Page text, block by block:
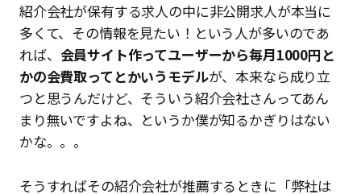
紹介会社が保有する求人の中に非公開求人が本当に
多くて、その情報を見たい！という人が多いのであ
れば、 会員サイト作ってユーザーから毎月1000円と
かの会費取ってとかいうモデルが、本来なら成り立
つと思うんだけど、そういう紹介会社さんってあん
まり無いですよね、というか僕が知るかぎりはない
かな。。。
そうすればその紹介会社が推薦するときに「弊社は